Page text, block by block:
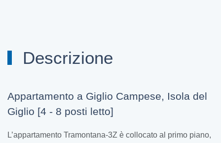
Descrizione
Appartamento a Giglio Campese, Isola del
Giglio [4 - 8 posti letto]
L’appartamento Tramontana-3Z è collocato al primo piano,